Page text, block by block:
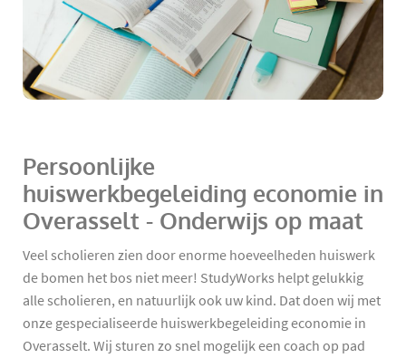
Persoonlijke
huiswerkbegeleiding economie in
Overasselt - Onderwijs op maat
Veel scholieren zien door enorme hoeveelheden huiswerk
de bomen het bos niet meer! StudyWorks helpt gelukkig
alle scholieren, en natuurlijk ook uw kind. Dat doen wij met
onze gespecialiseerde huiswerkbegeleiding economie in
Overasselt. Wij sturen zo snel mogelijk een coach op pad